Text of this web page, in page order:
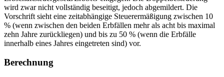
wird zwar nicht vollständig beseitigt, jedoch abgemildert. Die
Vorschrift sieht eine zeitabhängige Steuerermäßigung zwischen 10
% (wenn zwischen den beiden Erbfällen mehr als acht bis maximal
zehn Jahre zurückliegen) und bis zu 50 % (wenn die Erbfälle
innerhalb eines Jahres eingetreten sind) vor.
Berechnung